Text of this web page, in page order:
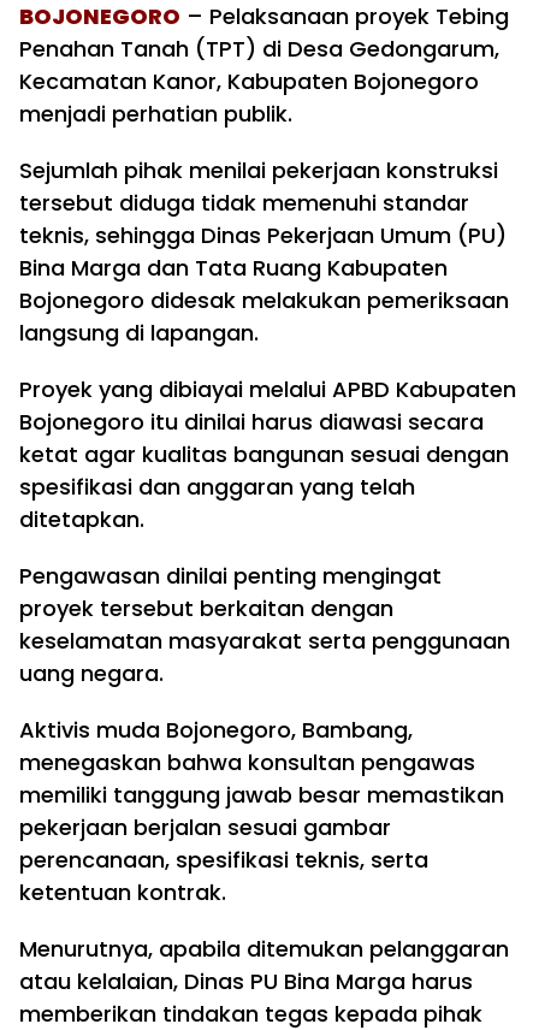
BOJONEGORO – Pelaksanaan proyek Tebing
Penahan Tanah (TPT) di Desa Gedongarum,
Kecamatan Kanor, Kabupaten Bojonegoro
menjadi perhatian publik.
Sejumlah pihak menilai pekerjaan konstruksi
tersebut diduga tidak memenuhi standar
teknis, sehingga Dinas Pekerjaan Umum (PU)
Bina Marga dan Tata Ruang Kabupaten
Bojonegoro didesak melakukan pemeriksaan
langsung di lapangan.
Proyek yang dibiayai melalui APBD Kabupaten
Bojonegoro itu dinilai harus diawasi secara
ketat agar kualitas bangunan sesuai dengan
spesifikasi dan anggaran yang telah
ditetapkan.
Pengawasan dinilai penting mengingat
proyek tersebut berkaitan dengan
keselamatan masyarakat serta penggunaan
uang negara.
Aktivis muda Bojonegoro, Bambang,
menegaskan bahwa konsultan pengawas
memiliki tanggung jawab besar memastikan
pekerjaan berjalan sesuai gambar
perencanaan, spesifikasi teknis, serta
ketentuan kontrak.
Menurutnya, apabila ditemukan pelanggaran
atau kelalaian, Dinas PU Bina Marga harus
memberikan tindakan tegas kepada pihak